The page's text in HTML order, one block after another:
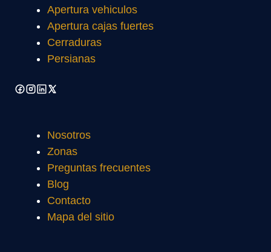
Apertura vehiculos
Apertura cajas fuertes
Cerraduras
Persianas
Nosotros
Zonas
Preguntas frecuentes
Blog
Contacto
Mapa del sitio